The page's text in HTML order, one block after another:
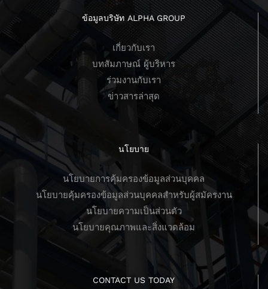
ข้อมูลบริษัท ALPHA GROUP
เกี่ยวกับเรา
บทสัมภาษณ์ ผู้บริหาร
ร่วมงานกับเรา
ข่าวสารล่าสุด
นโยบาย
นโยบายการคุ้มครองข้อมูลส่วนบุคคล
นโยบายคุ้มครองข้อมูลส่วนบุคคลสำหรับผู้สมัครงาน
นโยบายความเป็นส่วนตัว
นโยบายคุณภาพและสิ่งแวดล้อม
CONTACT US TODAY